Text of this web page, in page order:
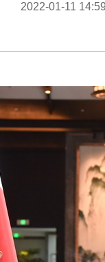
2022-01-11 14:59